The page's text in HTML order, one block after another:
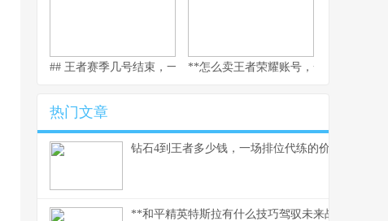
## 王者赛季几号结束，一场全民竞逐的时光仪式
**怎么卖王者荣耀账号，一个资深玩家
热门文章
钻石4到王者多少钱，一场排位代练的价格迷思，
**和平精英特斯拉有什么技巧驾驭未来战场的磁暴